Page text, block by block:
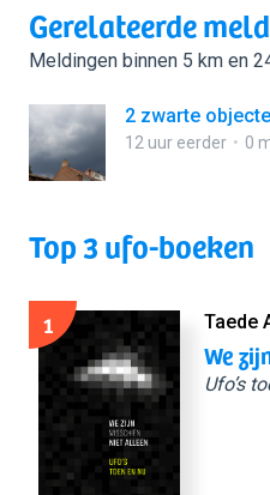
Gerelateerde
Meldingen binnen 5 km en
2 zwarte
12 uur eerder 0
Top 3 ufo-boeken
1 Taede
We
Ufo’s